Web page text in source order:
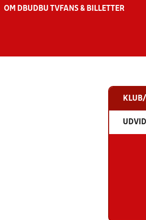
OM DBU DBU TV FANS & BILLETTER